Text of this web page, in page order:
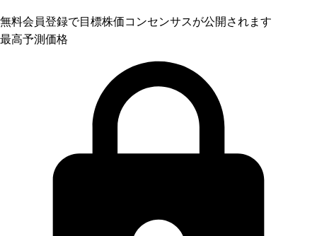
無料会員登録で目標株価コンセンサスが公開されます
最高予測価格